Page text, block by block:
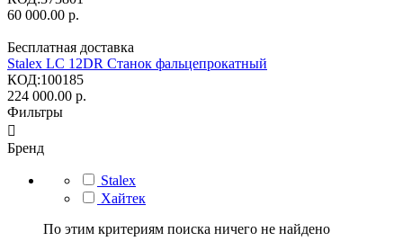
60 000.00 р.
Бесплатная доставка
Stalex LC 12DR Станок фальцепрокатный
КОД:100185
224 000.00 р.
Фильтры

Бренд
Stalex
Хайтек
По этим критериям поиска ничего не найдено